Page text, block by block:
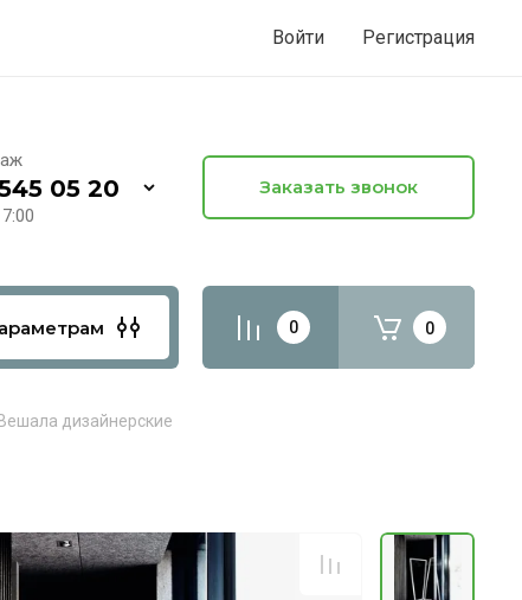
Войти Регистрация
05 20 Заказать звонок
0 0
Вешала дизайнерские